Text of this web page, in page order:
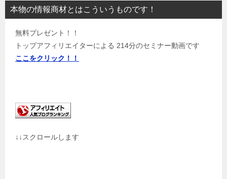
本物の情報商材とはこういうものです！
無料プレゼント！！
トップアフィリエイターによる 214分のセミナー動画です
ここをクリック！！
↓↓スクロールします